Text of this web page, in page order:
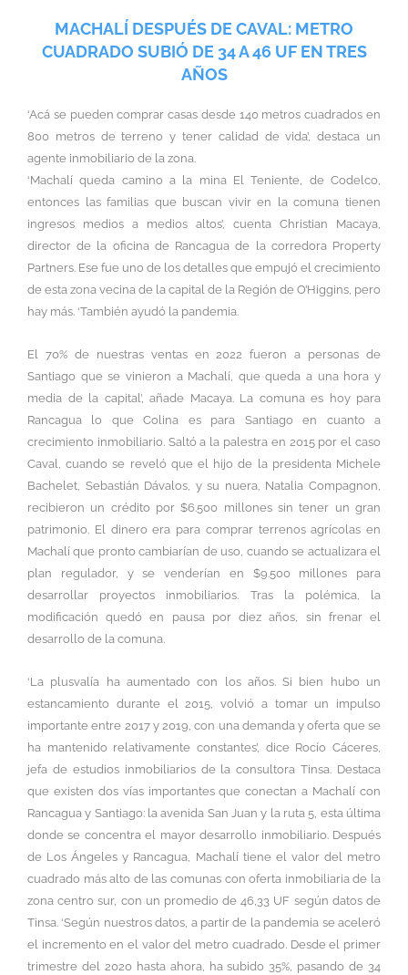
MACHALÍ DESPUÉS DE CAVAL: METRO
CUADRADO SUBIÓ DE 34 A 46 UF EN TRES
AÑOS
‘Acá se pueden comprar casas desde 140 metros cuadrados en
800 metros de terreno y tener calidad de vida’, destaca un
agente inmobiliario de la zona.
‘Machalí queda camino a la mina El Teniente, de Codelco,
entonces las familias que buscan vivir en la comuna tienen
ingresos medios a medios altos’, cuenta Christian Macaya,
director de la oficina de Rancagua de la corredora Property
Partners. Ese fue uno de los detalles que empujó el crecimiento
de esta zona vecina de la capital de la Región de O’Higgins, pero
hay más. ‘También ayudó la pandemia.
El 70% de nuestras ventas en 2022 fueron a personas de
Santiago que se vinieron a Machalí, que queda a una hora y
media de la capital’, añade Macaya. La comuna es hoy para
Rancagua lo que Colina es para Santiago en cuanto a
crecimiento inmobiliario. Saltó a la palestra en 2015 por el caso
Caval, cuando se reveló que el hijo de la presidenta Michele
Bachelet, Sebastián Dávalos, y su nuera, Natalia Compagnon,
recibieron un crédito por $6.500 millones sin tener un gran
patrimonio. El dinero era para comprar terrenos agrícolas en
Machalí que pronto cambiarían de uso, cuando se actualizara el
plan regulador, y se venderían en $9.500 millones para
desarrollar proyectos inmobiliarios. Tras la polémica, la
modificación quedó en pausa por diez años, sin frenar el
desarrollo de la comuna.
‘La plusvalía ha aumentado con los años. Si bien hubo un
estancamiento durante el 2015, volvió a tomar un impulso
importante entre 2017 y 2019, con una demanda y oferta que se
ha mantenido relativamente constantes’, dice Rocío Cáceres,
jefa de estudios inmobiliarios de la consultora Tinsa. Destaca
que existen dos vías importantes que conectan a Machalí con
Rancagua y Santiago: la avenida San Juan y la ruta 5, esta última
donde se concentra el mayor desarrollo inmobiliario. Después
de Los Ángeles y Rancagua, Machalí tiene el valor del metro
cuadrado más alto de las comunas con oferta inmobiliaria de la
zona centro sur, con un promedio de 46,33 UF según datos de
Tinsa. ‘Según nuestros datos, a partir de la pandemia se aceleró
el incremento en el valor del metro cuadrado. Desde el primer
trimestre del 2020 hasta ahora, ha subido 35%, pasando de 34